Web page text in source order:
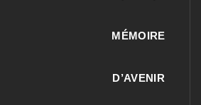
MÉMOIRE
D’AVENIR